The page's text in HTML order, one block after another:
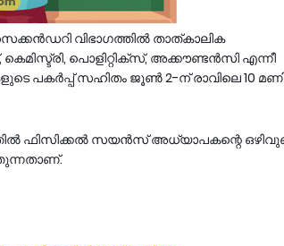
വിഭാഗത്തിൽ താത്കാലിക
പൊളിറ്റിക്സ്, അക്കൗണ്ടൻസി എന്നീ
പകർപ്പ് സഹിതം ജൂൺ 2-ന് രാവിലെ 10
ഫിസിക്കൽ സയൻസ് അധ്യാപകന്റെ